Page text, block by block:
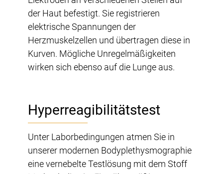
der Haut befestigt. Sie registrieren
elektrische Spannungen der
Herzmuskelzellen und übertragen diese in
Kurven. Mögliche Unregelmäßigkeiten
wirken sich ebenso auf die Lunge aus.
Hyperreagibilitätstest
Unter Laborbedingungen atmen Sie in
unserer modernen Bodyplethysmographie
eine vernebelte Testlösung mit dem Stoff